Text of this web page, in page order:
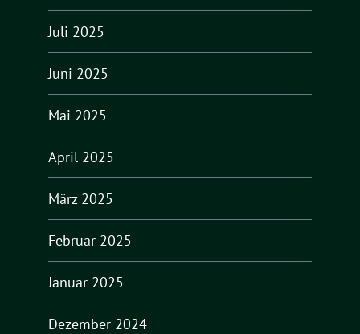
Juli 2025
Juni 2025
Mai 2025
April 2025
März 2025
Februar 2025
Januar 2025
Dezember 2024